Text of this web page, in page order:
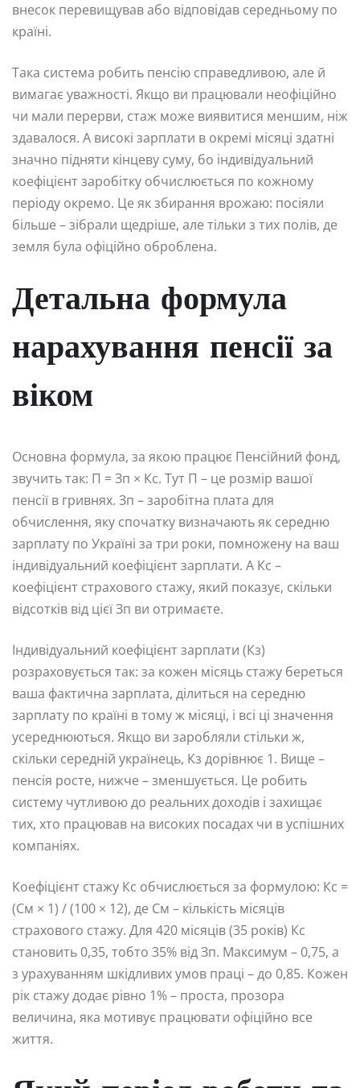
внесок перевищував або відповідав середньому по
країні.
Така система робить пенсію справедливою, але й
вимагає уважності. Якщо ви працювали неофіційно
чи мали перерви, стаж може виявитися меншим, ніж
здавалося. А високі зарплати в окремі місяці здатні
значно підняти кінцеву суму, бо індивідуальний
коефіцієнт заробітку обчислюється по кожному
періоду окремо. Це як збирання врожаю: посіяли
більше – зібрали щедріше, але тільки з тих полів, де
земля була офіційно оброблена.
Детальна формула
нарахування пенсії за
віком
Основна формула, за якою працює Пенсійний фонд,
звучить так: П = Зп × Кс. Тут П – це розмір вашої
пенсії в гривнях. Зп – заробітна плата для
обчислення, яку спочатку визначають як середню
зарплату по Україні за три роки, помножену на ваш
індивідуальний коефіцієнт зарплати. А Кс –
коефіцієнт страхового стажу, який показує, скільки
відсотків від цієї Зп ви отримаєте.
Індивідуальний коефіцієнт зарплати (Кз)
розраховується так: за кожен місяць стажу береться
ваша фактична зарплата, ділиться на середню
зарплату по країні в тому ж місяці, і всі ці значення
усереднюються. Якщо ви заробляли стільки ж,
скільки середній українець, Кз дорівнює 1. Вище –
пенсія росте, нижче – зменшується. Це робить
систему чутливою до реальних доходів і захищає
тих, хто працював на високих посадах чи в успішних
компаніях.
Коефіцієнт стажу Кс обчислюється за формулою: Кс =
(См × 1) / (100 × 12), де См – кількість місяців
страхового стажу. Для 420 місяців (35 років) Кс
становить 0,35, тобто 35% від Зп. Максимум – 0,75, а
з урахуванням шкідливих умов праці – до 0,85. Кожен
рік стажу додає рівно 1% – проста, прозора
величина, яка мотивує працювати офіційно все
життя.